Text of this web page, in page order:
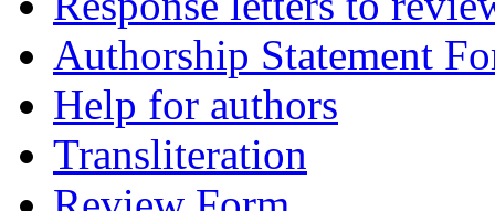
Authorship Statement
Help for authors
Transliteration